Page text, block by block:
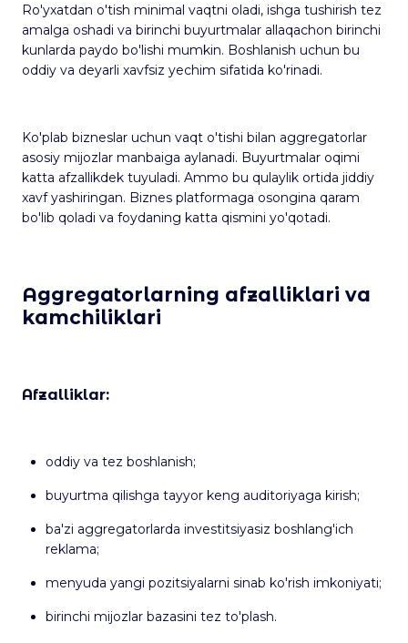
Ro'yxatdan o'tish minimal vaqtni oladi, ishga tushirish tez
amalga oshadi va birinchi buyurtmalar allaqachon birinchi
kunlarda paydo bo'lishi mumkin. Boshlanish uchun bu
oddiy va deyarli xavfsiz yechim sifatida ko'rinadi.
Ko'plab bizneslar uchun vaqt o'tishi bilan aggregatorlar
asosiy mijozlar manbaiga aylanadi. Buyurtmalar oqimi
katta afzallikdek tuyuladi. Ammo bu qulaylik ortida jiddiy
xavf yashiringan. Biznes platformaga osongina qaram
bo'lib qoladi va foydaning katta qismini yo'qotadi.
Aggregatorlarning afzalliklari va
kamchiliklari
Afzalliklar:
oddiy va tez boshlanish;
buyurtma qilishga tayyor keng auditoriyaga kirish;
ba'zi aggregatorlarda investitsiyasiz boshlang'ich
reklama;
menyuda yangi pozitsiyalarni sinab ko'rish imkoniyati;
birinchi mijozlar bazasini tez to'plash.